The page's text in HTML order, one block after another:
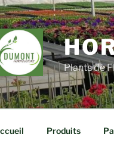
Plants de
Produits